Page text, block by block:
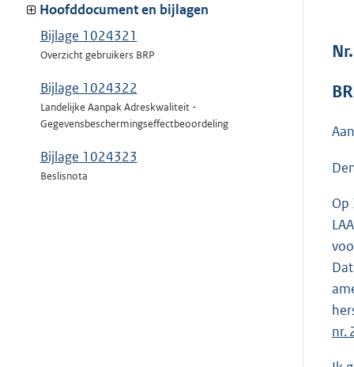
Hoofddocument en bijlagen
Bijlage 1024321
Overzicht gebruikers BRP
Bijlage 1024322
Landelijke Aanpak Adreskwaliteit -
Gegevensbeschermingseffectbeoordeling
Bijlage 1024323
Beslisnota
Op
nr.